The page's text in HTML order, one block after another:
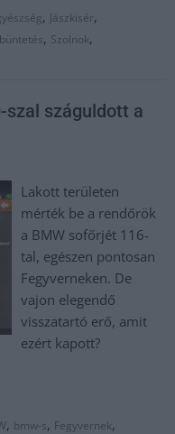
, Jászkisér,
, Szolnok,
szal száguldott a
Lakott területen
mérték be a rendőrök
a BMW sofőrjét 116-
tal, egészen pontosan
Fegyverneken. De
vajon elegendő
visszatartó erő, amit
ezért kapott?
, bmw-s, Fegyvernek,